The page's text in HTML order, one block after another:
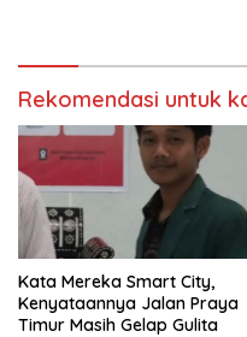
Rekomendasi untuk
Kata Mereka Smart City,
Kenyataannya Jalan Praya
Timur Masih Gelap Gulita